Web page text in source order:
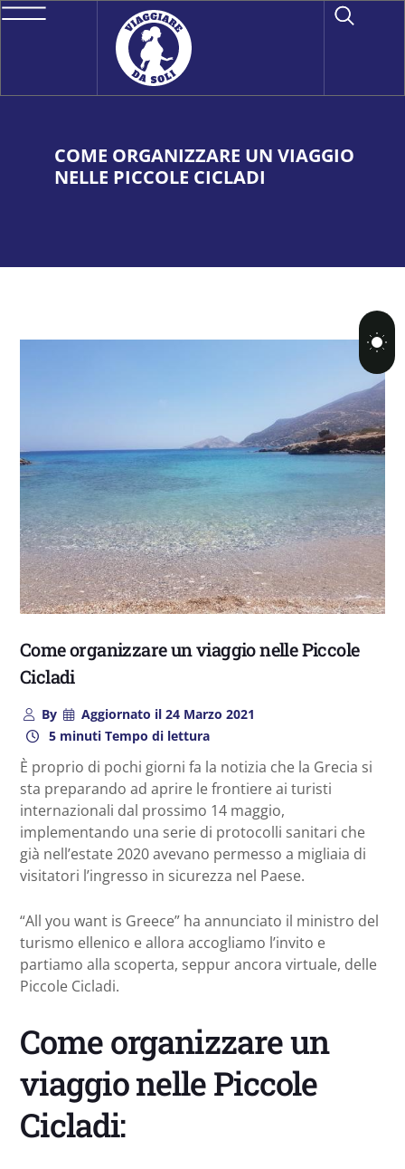
COME ORGANIZZARE UN VIAGGIO
NELLE PICCOLE CICLADI
Come organizzare un viaggio nelle Piccole
Cicladi
By Aggiornato il 24 Marzo 2021
5 minuti Tempo di lettura
È proprio di pochi giorni fa la notizia che la Grecia si
sta preparando ad aprire le frontiere ai turisti
internazionali dal prossimo 14 maggio,
implementando una serie di protocolli sanitari che
già nell’estate 2020 avevano permesso a migliaia di
visitatori l’ingresso in sicurezza nel Paese.
“All you want is Greece” ha annunciato il ministro del
turismo ellenico e allora accogliamo l’invito e
partiamo alla scoperta, seppur ancora virtuale, delle
Piccole Cicladi.
Come organizzare un
viaggio nelle Piccole
Cicladi: